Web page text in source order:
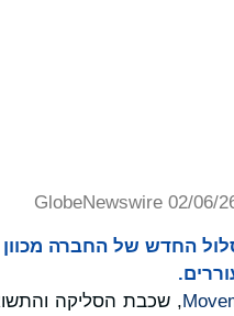
GlobeNewswire 02/06/
החדש של החברה מכוון
, שכבת הסליקה